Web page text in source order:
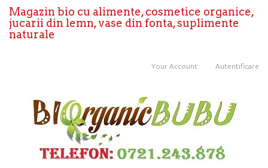
Magazin bio cu alimente, cosmetice organice,
jucarii din lemn, vase din fonta, suplimente
naturale
Autentificare
Your Account